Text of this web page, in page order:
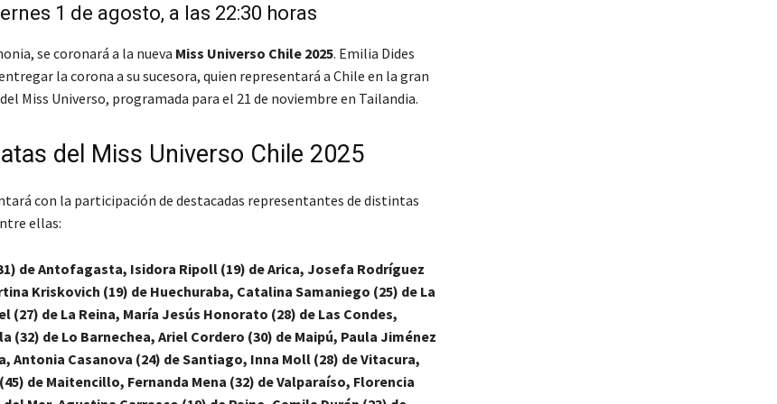
1 de agosto, a las 22:30 horas
se coronará a la nueva Miss Universo Chile 2025. Emilia Dides
la corona a su sucesora, quien representará a Chile en la gran
Miss Universo, programada para el 21 de noviembre en Tailandia.
del Miss Universo Chile 2025
con la participación de destacadas representantes de distintas
ellas:
de Antofagasta, Isidora Ripoll (19) de Arica, Josefa Rodríguez
Kriskovich (19) de Huechuraba, Catalina Samaniego (25) de La
(27) de La Reina, María Jesús Honorato (28) de Las Condes,
(32) de Lo Barnechea, Ariel Cordero (30) de Maipú, Paula Jiménez
Antonia Casanova (24) de Santiago, Inna Moll (28) de Vitacura,
de Maitencillo, Fernanda Mena (32) de Valparaíso, Florencia